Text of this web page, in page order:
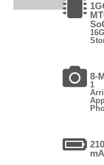
8-
1